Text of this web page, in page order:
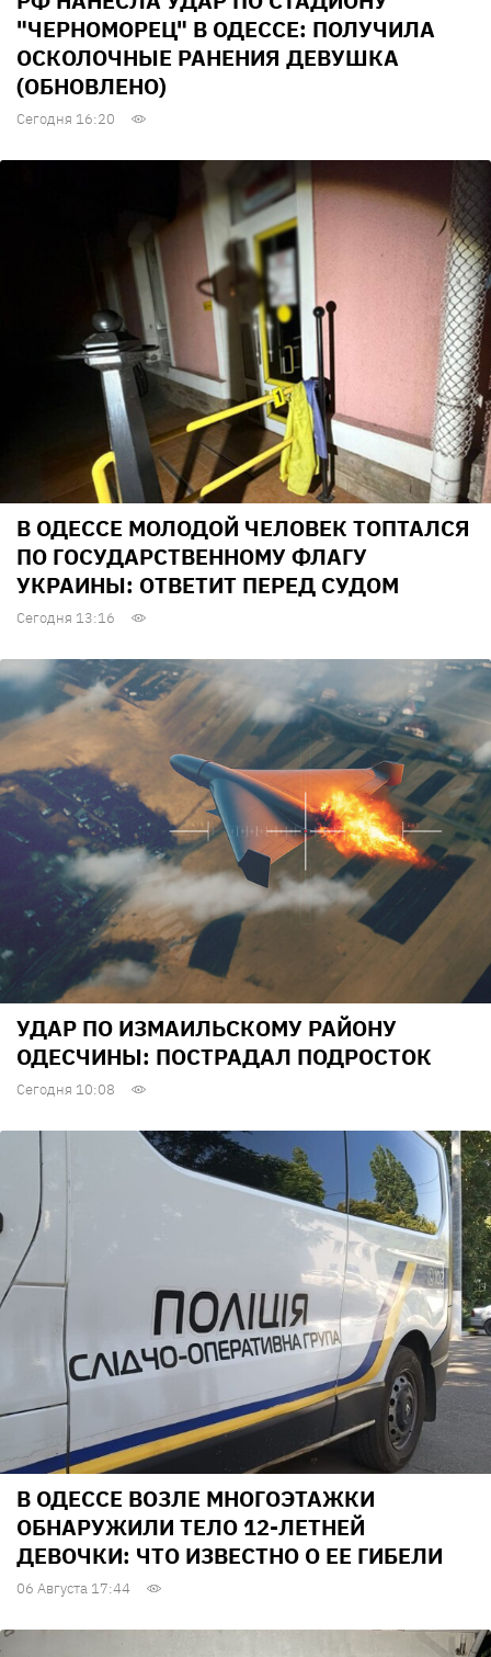
"ЧЕРНОМОРЕЦ" В ОДЕССЕ: ПОЛУЧИЛА
ОСКОЛОЧНЫЕ РАНЕНИЯ ДЕВУШКА
(ОБНОВЛЕНО)
Сегодня 16:20
В ОДЕССЕ МОЛОДОЙ ЧЕЛОВЕК ТОПТАЛСЯ
ПО ГОСУДАРСТВЕННОМУ ФЛАГУ
УКРАИНЫ: ОТВЕТИТ ПЕРЕД СУДОМ
Сегодня 13:16
УДАР ПО ИЗМАИЛЬСКОМУ РАЙОНУ
ОДЕСЧИНЫ: ПОСТРАДАЛ ПОДРОСТОК
Сегодня 10:08
В ОДЕССЕ ВОЗЛЕ МНОГОЭТАЖКИ
ОБНАРУЖИЛИ ТЕЛО 12-ЛЕТНЕЙ
ДЕВОЧКИ: ЧТО ИЗВЕСТНО О ЕЕ ГИБЕЛИ
06 Августа 17:44